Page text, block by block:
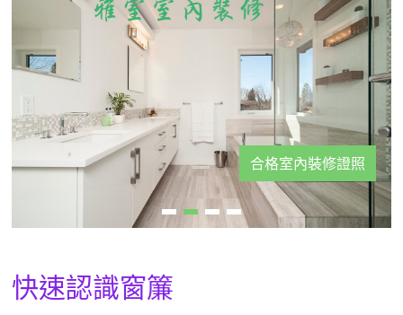
合格室內裝修證照
快速認識窗簾